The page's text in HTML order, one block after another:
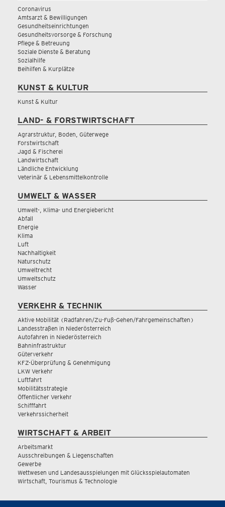
Coronavirus
Amtsarzt & Bewilligungen
Gesundheitseinrichtungen
Gesundheitsvorsorge & Forschung
Pflege & Betreuung
Soziale Dienste & Beratung
Sozialhilfe
Beihilfen & Kurplätze
KUNST & KULTUR
Kunst & Kultur
LAND- & FORSTWIRTSCHAFT
Agrarstruktur, Boden, Güterwege
Forstwirtschaft
Jagd & Fischerei
Landwirtschaft
Ländliche Entwicklung
Veterinär & Lebensmittelkontrolle
UMWELT & WASSER
Umwelt-, Klima- und Energiebericht
Abfall
Energie
Klima
Luft
Nachhaltigkeit
Naturschutz
Umweltrecht
Umweltschutz
Wasser
VERKEHR & TECHNIK
Aktive Mobilität (Radfahren/Zu-Fuß-Gehen/Fahrgemeinschaften)
Landesstraßen in Niederösterreich
Autofahren in Niederösterreich
Bahninfrastruktur
Güterverkehr
KFZ-Überprüfung & Genehmigung
LKW Verkehr
Luftfahrt
Mobilitätsstrategie
Öffentlicher Verkehr
Schifffahrt
Verkehrssicherheit
WIRTSCHAFT & ARBEIT
Arbeitsmarkt
Ausschreibungen & Liegenschaften
Gewerbe
Wettwesen und Landesausspielungen mit Glücksspielautomaten
Wirtschaft, Tourismus & Technologie